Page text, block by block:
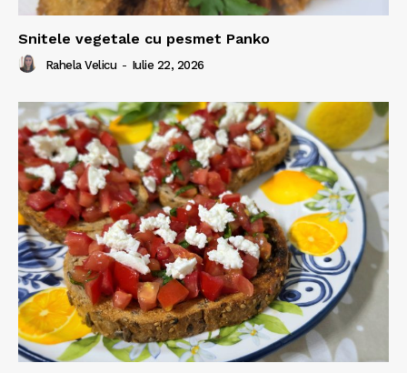
Snitele vegetale cu pesmet Panko
Rahela Velicu - Iulie 22, 2026